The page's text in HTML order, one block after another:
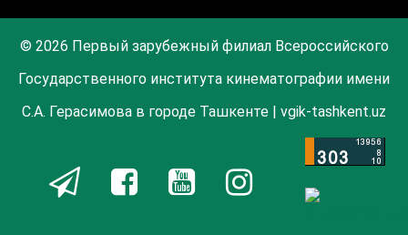
© 2026 Первый зарубежный филиал Всероссийского
Государственного института кинематографии имени
С.А. Герасимова в городе Ташкенте | vgik-tashkent.uz